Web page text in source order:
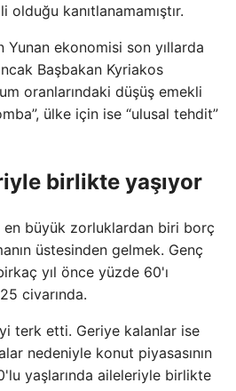
olduğu kanıtlanamamıştır.
Yunan ekonomisi son yıllarda
Başbakan Kyriakos
oranlarındaki düşüş emekli
ülke için ise “ulusal tehdit”
birlikte yaşıyor
en büyük zorluklardan biri borç
üstesinden gelmek. Genç
yıl önce yüzde 60'ı
civarında.
terk etti. Geriye kalanlar ise
nedeniyle konut piyasasının
yaşlarında aileleriyle birlikte